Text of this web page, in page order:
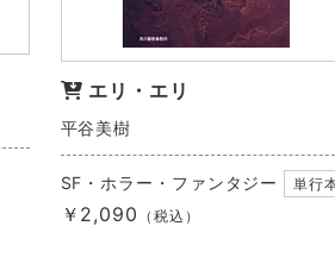
エリ・エリ
平谷美樹
SF・ホラー・ファンタジー 単行
￥2,090 （税込）